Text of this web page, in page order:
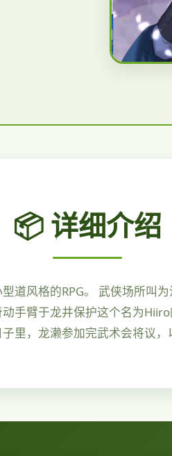
📦 详细介绍
道风格的RPG。 武侠场所叫
手臂于龙井保护这个名为
里，龙濑参加完武术会将议，